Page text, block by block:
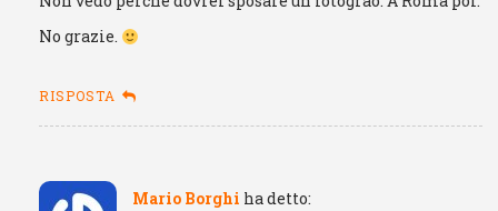
No grazie.
RISPOSTA
Mario Borghi ha detto: